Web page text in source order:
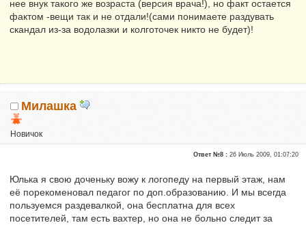
нее внук такого же возраста (версия врача!), но факт остается
фактом -вещи так и не отдали!(сами понимаете раздувать
скандал из-за водолазки и колготочек никто не будет)!
Милашка
Новичок
Ответ №8 :26 Июль 2009, 01:07:20
Юлька я свою доченьку вожу к логопеду на первый этаж, нам
её порекоменовал педагог по доп.образованию. И мы всегда
пользуемся раздевалкой, она бесплатна для всех
посетителей, там есть вахтер, но она не больно следит за